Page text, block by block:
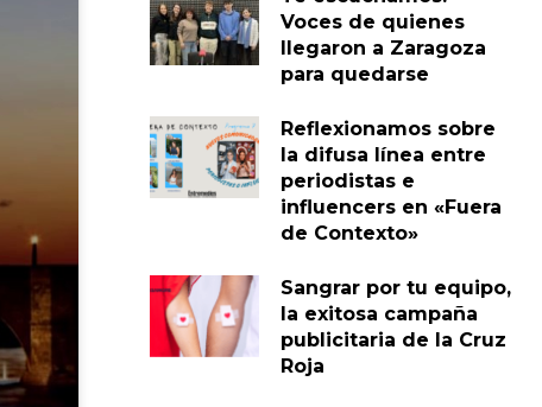
Voces de quienes
llegaron a Zaragoza
para quedarse
Reflexionamos sobre
la difusa línea entre
periodistas e
influencers en «Fuera
de Contexto»
Sangrar por tu equipo,
la exitosa campaña
publicitaria de la Cruz
Roja